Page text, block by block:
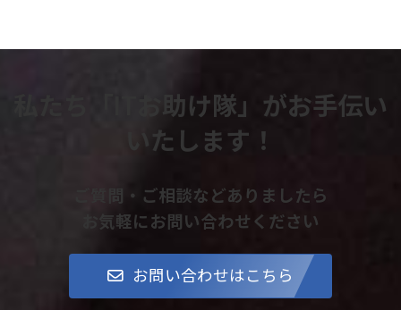
私たち「ITお助け隊」がお手伝い
いたします！
ご質問・ご相談などありましたら
お気軽にお問い合わせください
お問い合わせはこちら